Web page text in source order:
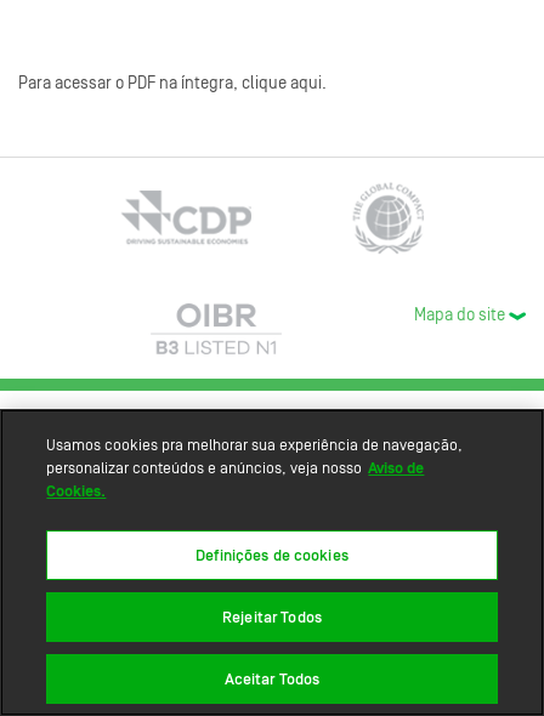
Para acessar o PDF na íntegra, clique aqui.
Mapa do site
Usamos cookies pra melhorar sua experiência de navegação,
personalizar conteúdos e anúncios, veja nosso Aviso de
Cookies.
Definições de cookies
Rejeitar Todos
Aceitar Todos